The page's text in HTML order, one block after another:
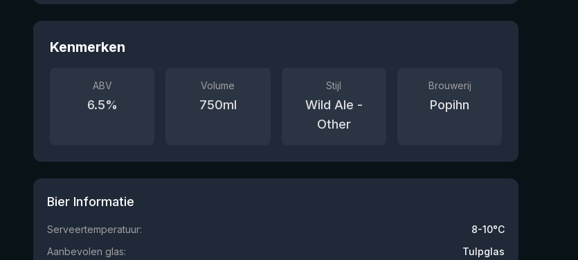
Kenmerken
ABV
6.5%
Volume
750ml
Stijl
Wild Ale -
Other
Brouwerij
Popihn
Bier Informatie
Serveertemperatuur:
8-10°C
Aanbevolen glas:
Tulpglas